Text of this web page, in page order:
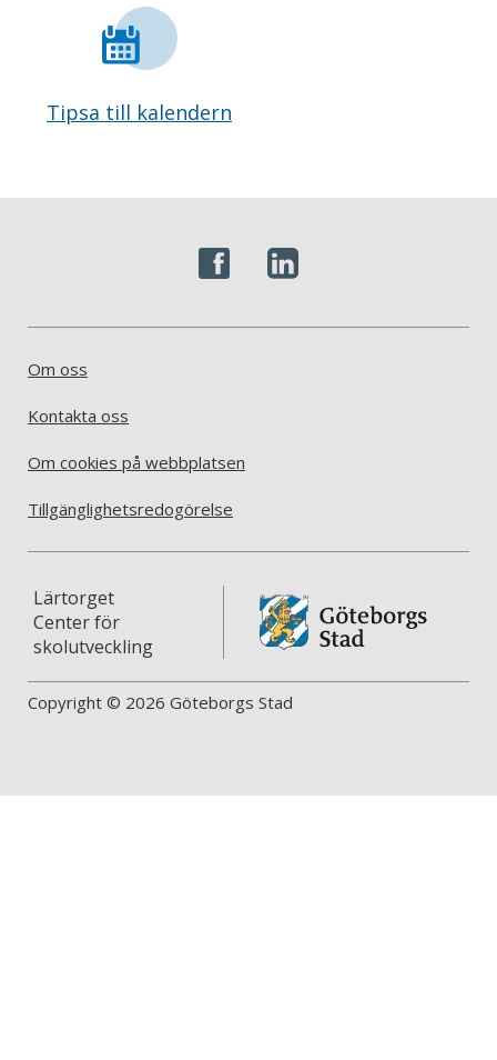
Tipsa till kalendern
Om oss
Kontakta oss
Om cookies på webbplatsen
Tillgänglighetsredogörelse
Lärtorget
Center för
skolutveckling
Copyright © 2026 Göteborgs Stad